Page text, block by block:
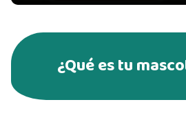
¿Qué es tu